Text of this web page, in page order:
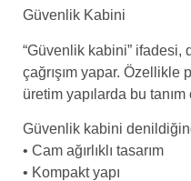
Güvenlik Kabini
“Güvenlik kabini” ifadesi,
çağrışım yapar. Özellikle
üretim yapılarda bu tanım
Güvenlik kabini
• Cam ağırlıklı tasarım
• Kompakt yapı